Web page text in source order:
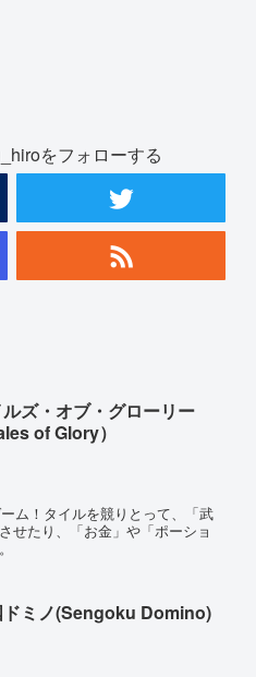
をフォローする
ズ・オブ・グローリー
of Glory）
ム！タイルを競りとって、「武
せたり、「お金」や「ポーショ
ミノ(Sengoku Domino)